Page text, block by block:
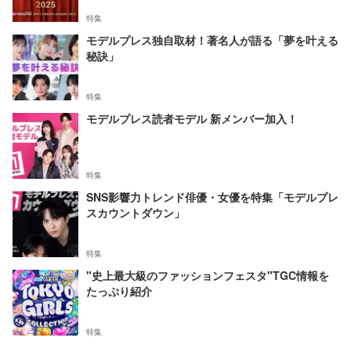
特集
モデルプレス独自取材！著名人が語る「夢を叶える
秘訣」
特集
モデルプレス読者モデル 新メンバー加入！
特集
SNS影響力トレンド俳優・女優を特集「モデルプレ
スカウントダウン」
特集
"史上最大級のファッションフェスタ"TGC情報を
たっぷり紹介
特集